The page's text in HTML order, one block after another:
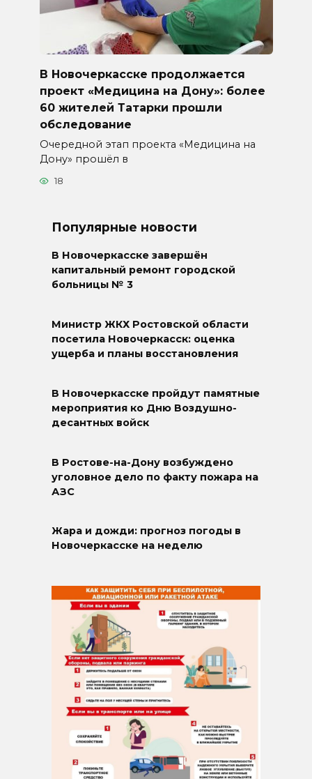
В Новочеркасске продолжается
проект «Медицина на Дону»: более
60 жителей Татарки прошли
обследование
Очередной этап проекта «Медицина на
Дону» прошёл в
18
Популярные новости
В Новочеркасске завершён
капитальный ремонт городской
больницы № 3
Министр ЖКХ Ростовской области
посетила Новочеркасск: оценка
ущерба и планы восстановления
В Новочеркасске пройдут памятные
мероприятия ко Дню Воздушно-
десантных войск
В Ростове-на-Дону возбуждено
уголовное дело по факту пожара на
АЗС
Жара и дожди: прогноз погоды в
Новочеркасске на неделю